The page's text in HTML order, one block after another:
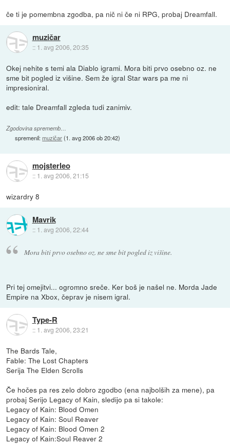
če ti je pomembna zgodba, pa nič ni če ni RPG, probaj Dreamfall.
muzičar
:: 1. avg 2006, 20:35
Okej nehite s temi ala Diablo igrami. Mora biti prvo osebno oz. ne
sme bit pogled iz višine. Sem že igral Star wars pa me ni
impresioniral.
edit: tale Dreamfall zgleda tudi zanimiv.
Zgodovina sprememb…
spremenil:muzičar(1. avg 2006 ob 20:42)
mojsterleo
:: 1. avg 2006, 21:15
wizardry 8
Mavrik
:: 1. avg 2006, 22:44
Mora biti prvo osebno oz. ne sme bit pogled iz višine.
Pri tej omejitvi... ogromno sreče. Ker boš je našel ne. Morda Jade
Empire na Xbox, čeprav je nisem igral.
Type-R
:: 1. avg 2006, 23:21
The Bards Tale,
Fable: The Lost Chapters
Serija The Elden Scrolls
Če hočes pa res zelo dobro zgodbo (ena najbolših za mene), pa
probaj Serijo Legacy of Kain, sledijo pa si takole:
Legacy of Kain: Blood Omen
Legacy of Kain: Soul Reaver
Legacy of Kain: Blood Omen 2
Legacy of Kain:Soul Reaver 2